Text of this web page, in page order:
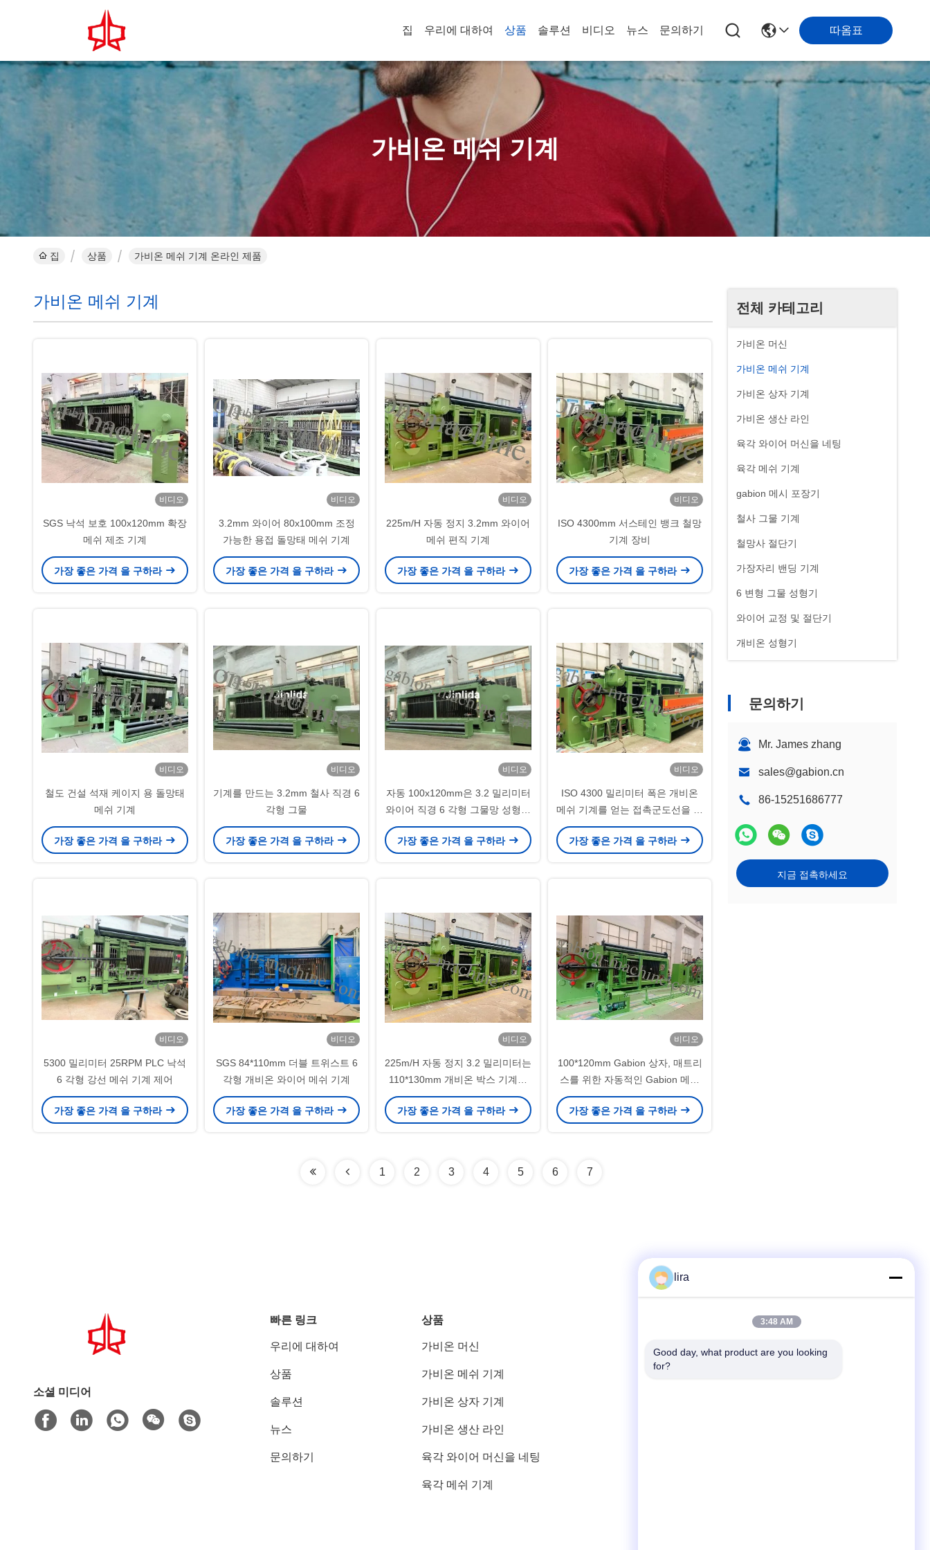
집 우리에 대하여 상품 솔루션 비디오 뉴스 문의하기 따옴표
가비온 메쉬 기계
집 상품 가비온 메쉬 기계 온라인 제품
전체 카테고리
가비온 머신
가비온 메쉬 기계
가비온 상자 기계
가비온 생산 라인
육각 와이어 머신을 네팅
육각 메쉬 기계
gabion 메시 포장기
철사 그물 기계
철망사 절단기
가장자리 밴딩 기계
6 변형 그물 성형기
와이어 교정 및 절단기
개비온 성형기
문의하기
Mr. James zhang
sales@gabion.cn
86-15251686777
지금 접촉하세요
가비온 메쉬 기계
비디오
SGS 낙석 보호 100x120mm 확장
메쉬 제조 기계
가장 좋은 가격 을 구하라
비디오
3.2mm 와이어 80x100mm 조정
가능한 용접 돌망태 메쉬 기계
가장 좋은 가격 을 구하라
비디오
225m/H 자동 정지 3.2mm 와이어
메쉬 편직 기계
가장 좋은 가격 을 구하라
비디오
ISO 4300mm 서스테인 뱅크 철망
기계 장비
가장 좋은 가격 을 구하라
비디오
철도 건설 석재 케이지 용 돌망태
메쉬 기계
가장 좋은 가격 을 구하라
비디오
기계를 만드는 3.2mm 철사 직경 6
각형 그물
가장 좋은 가격 을 구하라
비디오
자동 100x120mm은 3.2 밀리미터
와이어 직경 6 각형 그물망 성형기
를 특화했습니다
가장 좋은 가격 을 구하라
비디오
ISO 4300 밀리미터 폭은 개비온
메쉬 기계를 얻는 접촉군도선을 유
지합니다
가장 좋은 가격 을 구하라
비디오
5300 밀리미터 25RPM PLC 낙석
6 각형 강선 메쉬 기계 제어
가장 좋은 가격 을 구하라
비디오
SGS 84*110mm 더블 트위스트 6
각형 개비온 와이어 메쉬 기계
가장 좋은 가격 을 구하라
비디오
225m/H 자동 정지 3.2 밀리미터는
110*130mm 개비온 박스 기계를
배선합니다
가장 좋은 가격 을 구하라
비디오
100*120mm Gabion 상자, 매트리
스를 위한 자동적인 Gabion 메시
기계 3.2mm 철사
가장 좋은 가격 을 구하라
1 2 3 4 5 6 7
소셜 미디어
빠른 링크
우리에 대하여
상품
솔루션
뉴스
문의하기
상품
가비온 머신
가비온 메쉬 기계
가비온 상자 기계
가비온 생산 라인
육각 와이어 머신을 네팅
육각 메쉬 기계
Tel
lira
3:48 AM
Good day, what product are you looking
for?